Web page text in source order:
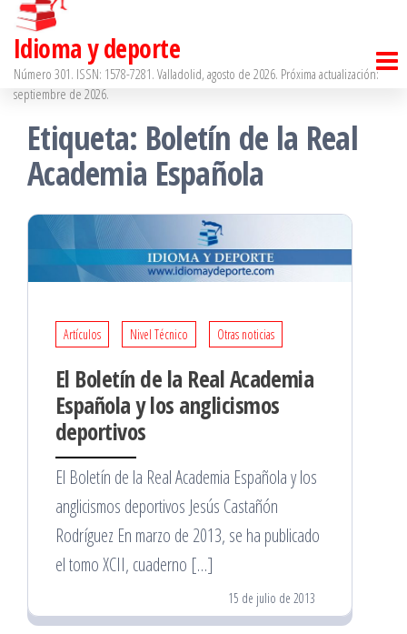
Idioma y deporte
Número 301. ISSN: 1578-7281. Valladolid, agosto de 2026. Próxima actualización:
septiembre de 2026.
Etiqueta: Boletín de la Real
Academia Española
Artículos Nivel Técnico Otras noticias
El Boletín de la Real Academia
Española y los anglicismos
deportivos
El Boletín de la Real Academia Española y los
anglicismos deportivos Jesús Castañón
Rodríguez En marzo de 2013, se ha publicado
el tomo XCII, cuaderno […]
15 de julio de 2013